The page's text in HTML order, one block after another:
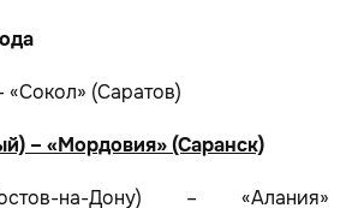
(Саратов)
– «Мордовия» (Саранск)
на-Дону) – «Алания»